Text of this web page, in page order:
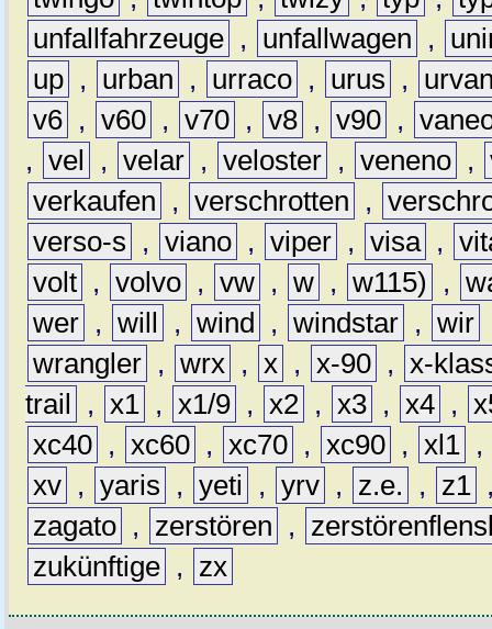
unfallfahrzeuge , unfallwagen ,
up , urban , urraco , urus ,
v6 , v60 , v70 , v8 , v90 ,
, vel , velar , veloster , veneno ,
verkaufen
, verschrotten ,
verso-s
, viano , viper , visa ,
volt , volvo , vw , w , w115) ,
wer , will , wind , windstar , wir
wrangler , wrx , x , x-90 , x-
trail
, x1 , x1/9 , x2 , x3 , x4 ,
xc40 , xc60 , xc70 , xc90 , xl1 ,
xv , yaris , yeti , yrv , z.e. , z1
zagato , zerstören ,
zukünftige , zx